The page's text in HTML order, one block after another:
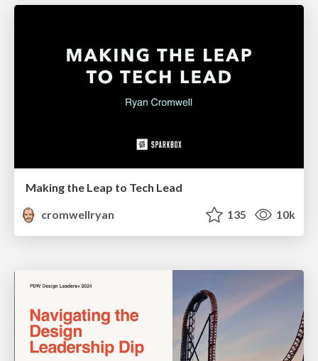
Making the Leap to Tech Lead
cromwellryan
135 10k